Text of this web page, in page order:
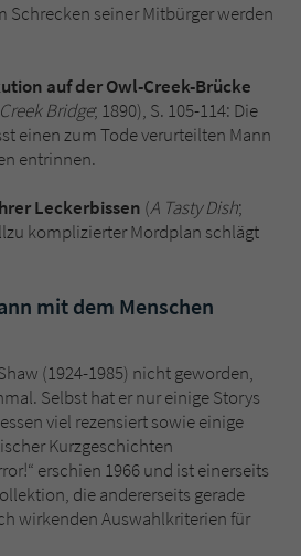
Schrecken seiner Mitbürger werden
auf der Owl-Creek-Brücke
Bridge; 1890), S. 105-114: Die
einen zum Tode verurteilten Mann
entrinnen.
Leckerbissen (A Tasty Dish;
komplizierter Mordplan schlägt
mit dem Menschen
(1924-1985) nicht geworden,
Selbst hat er nur einige Storys
viel rezensiert sowie einige
Kurzgeschichten
erschien 1966 und ist einerseits
die andererseits gerade
wirkenden Auswahlkriterien für